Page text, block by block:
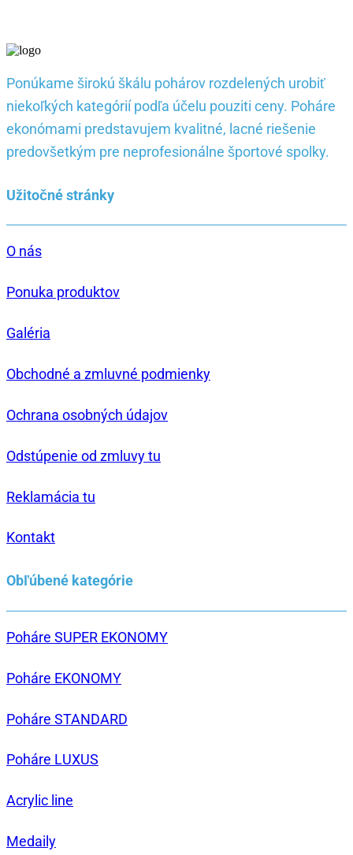
Ponúkame širokú škálu pohárov rozdelených urobiť
niekoľkých kategórií podľa účelu pouziti ceny. Poháre
ekonómami predstavujem kvalitné, lacné riešenie
predovšetkým pre neprofesionálne športové spolky.
Užitočné stránky
O nás
Ponuka produktov
Galéria
Obchodné a zmluvné podmienky
Ochrana osobných údajov
Odstúpenie od zmluvy tu
Reklamácia tu
Kontakt
Obľúbené kategórie
Poháre SUPER EKONOMY
Poháre EKONOMY
Poháre STANDARD
Poháre LUXUS
Acrylic line
Medaily